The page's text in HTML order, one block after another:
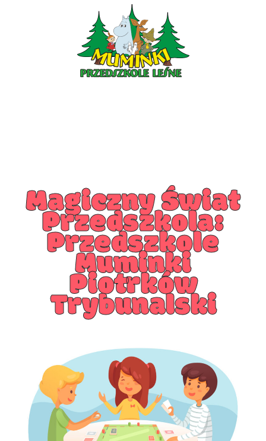
PRZEDSZKOLE PIOTRKÓW
PRZEDSZKOLE KLESZCZÓW
Magiczny Świat
Przedszkola:
Przedszkole
Muminki
Piotrków
Trybunalski